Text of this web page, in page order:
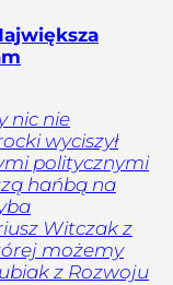
nic nie
wyciszył
politycznymi
hańbą na
Witczak z
możemy
z Rozwoju